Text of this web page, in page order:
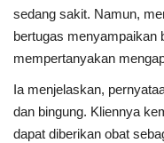
sedang sakit. Namun,
bertugas menyampaikan
mempertanyakan
Ia menjelaskan,
dan bingung. Kliennya
dapat diberikan obat